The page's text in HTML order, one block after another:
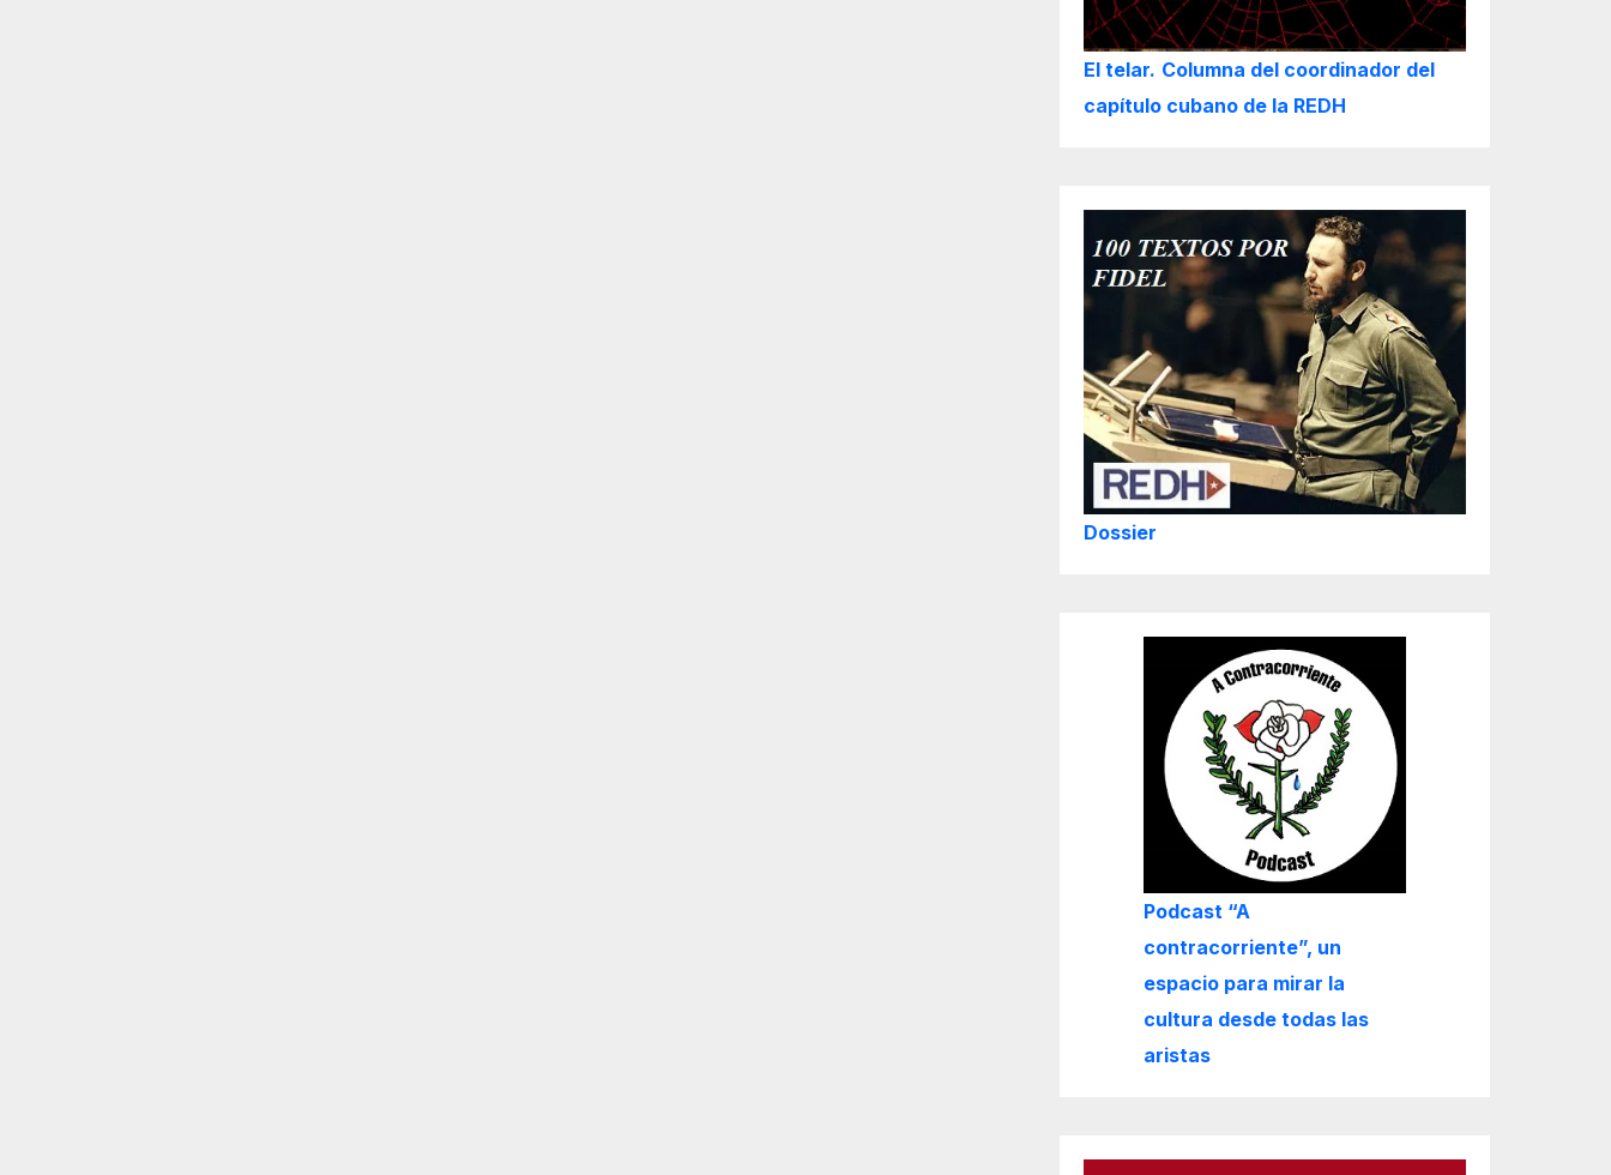
El telar. Columna del coordinador del
capítulo cubano de la REDH
Dossier
Podcast “A
contracorriente”, un
espacio para mirar la
cultura desde todas las
aristas